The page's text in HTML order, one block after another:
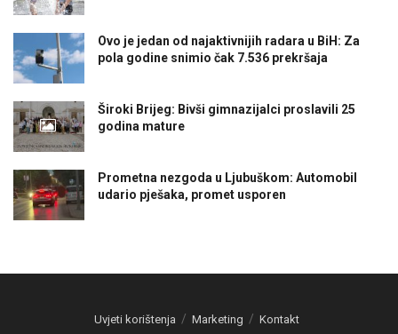
Ovo je jedan od najaktivnijih radara u BiH: Za
pola godine snimio čak 7.536 prekršaja
Široki Brijeg: Bivši gimnazijalci proslavili 25
godina mature
Prometna nezgoda u Ljubuškom: Automobil
udario pješaka, promet usporen
Uvjeti korištenja Marketing Kontakt